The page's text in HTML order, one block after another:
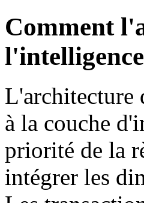
Comment
L'architecture
à la couche
priorité de la
intégrer les